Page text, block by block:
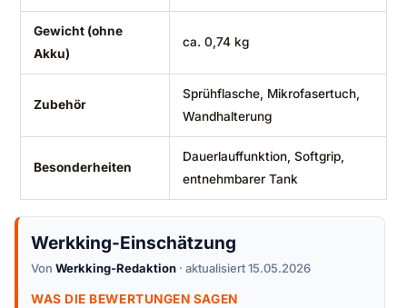
Gewicht (ohne
Akku)
ca. 0,74 kg
Zubehör
Sprühflasche, Mikrofasertuch,
Wandhalterung
Besonderheiten
Dauerlauffunktion, Softgrip,
entnehmbarer Tank
Werkking-Einschätzung
Von Werkking-Redaktion · aktualisiert 15.05.2026
WAS DIE BEWERTUNGEN SAGEN